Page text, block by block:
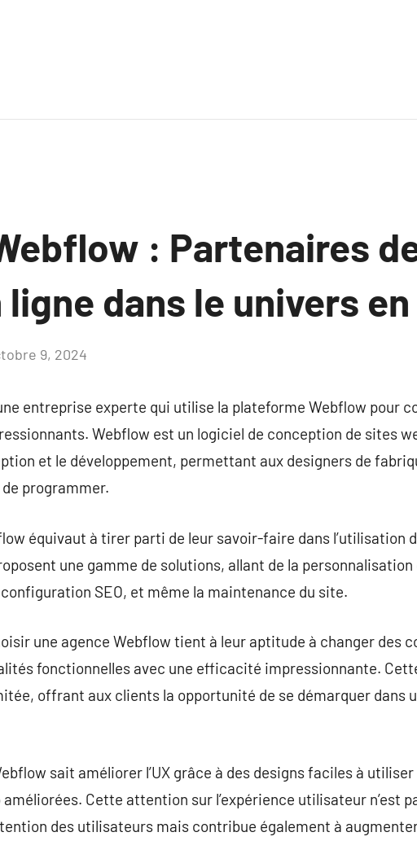
: Partenaires
dans le univers
9, 2024
entreprise experte qui utilise la plateforme Webflow pour
Webflow est un logiciel de conception de sites
et le développement, permettant aux designers de
programmer.
équivaut à tirer parti de leur savoir-faire dans l’utilisation
une gamme de solutions, allant de la
configuration SEO, et même la maintenance du site.
une agence Webflow tient à leur aptitude à changer des
fonctionnelles avec une efficacité impressionnante.
offrant aux clients la opportunité de se démarquer dans
sait améliorer l’UX grâce à des designs faciles à
Cette attention sur l’expérience utilisateur n’est
des utilisateurs mais contribue également à